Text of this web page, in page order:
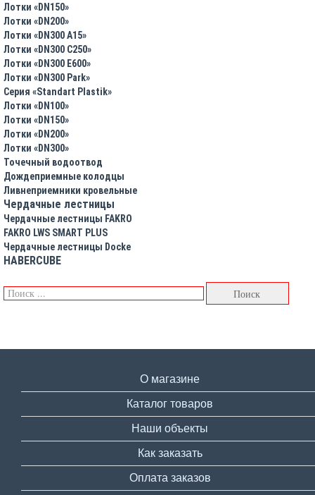
Лотки «DN150»
Лотки «DN200»
Лотки «DN300 A15»
Лотки «DN300 C250»
Лотки «DN300 E600»
Лотки «DN300 Park»
Серия «Standart Plastik»
Лотки «DN100»
Лотки «DN150»
Лотки «DN200»
Лотки «DN300»
Точечный водоотвод
Дождеприемные колодцы
Ливнеприемники кровельные
Чердачные лестницы
Чердачные лестницы FAKRO
FAKRO LWS SMART PLUS
Чердачные лестницы Docke
HABERCUBE
О магазине
Каталог товаров
Наши объекты
Как заказать
Оплата заказов